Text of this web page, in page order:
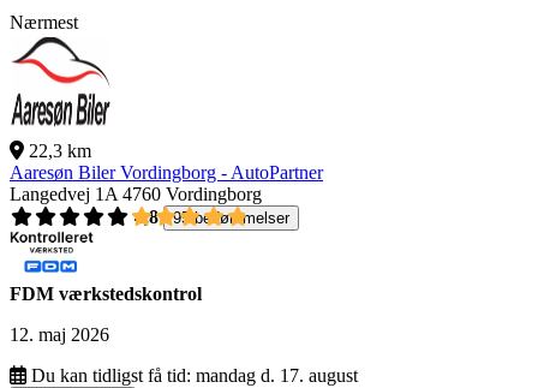
Nærmest
22,3 km
Aaresøn Biler Vordingborg - AutoPartner
Langedvej 1A 4760 Vordingborg
4,8
95 bedømmelser
FDM værkstedskontrol
12. maj 2026
Du kan tidligst få tid: mandag d. 17. august